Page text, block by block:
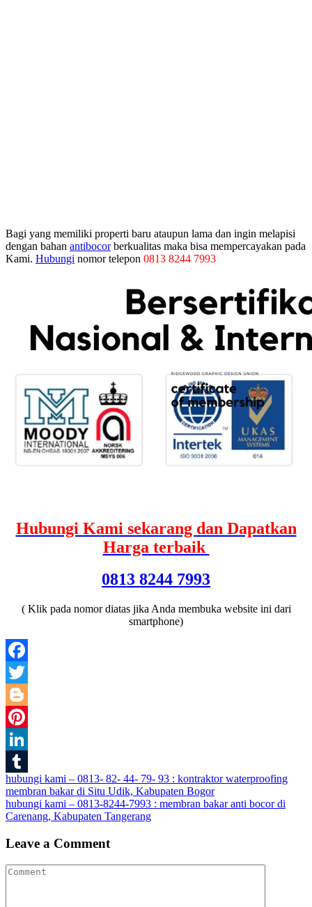
Bagi yang memiliki properti baru ataupun lama dan ingin melapisi
dengan bahan antibocorberkualitas maka bisa mempercayakan pada
Kami. Hubungi nomor telepon 0813 8244 7993
Hubungi Kami sekarang dan Dapatkan
Harga terbaik
0813 8244 7993
( Klik pada nomor diatas jika Anda membuka website ini dari
smartphone)
Facebook
Twitter
Blogger
Pinterest
LinkedIn
Tumblr
Post
navigation
hubungi kami – 0813- 82- 44- 79- 93 : kontraktor waterproofing
membran bakar di Situ Udik, Kabupaten Bogor
hubungi kami – 0813-8244-7993 : membran bakar anti bocor di
Carenang, Kabupaten Tangerang
Leave a Comment